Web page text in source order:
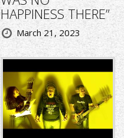
HAPPINESS THERE”
March 21, 2023